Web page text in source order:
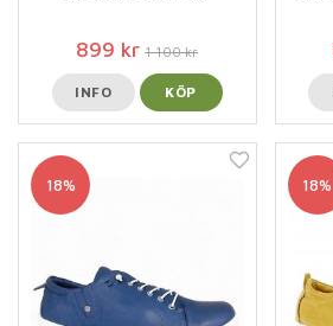
899 kr 1 100 kr
INFO KÖP
18% 18%